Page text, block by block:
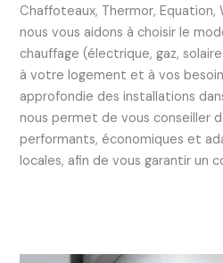
Chaffoteaux, Thermor, Equation,
nous vous aidons à choisir le
chauffage (électrique, gaz,
à votre logement et à vos
approfondie des installations
nous permet de vous conseiller
performants, économiques et
locales, afin de vous garantir un